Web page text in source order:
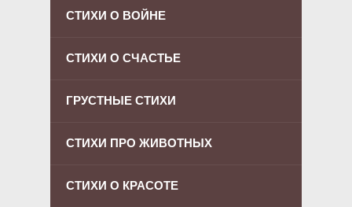
СТИХИ О ВОЙНЕ
СТИХИ О СЧАСТЬЕ
ГРУСТНЫЕ СТИХИ
СТИХИ ПРО ЖИВОТНЫХ
СТИХИ О КРАСОТЕ